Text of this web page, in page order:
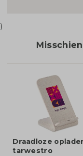
)
Draadloze oplader
tarwestro